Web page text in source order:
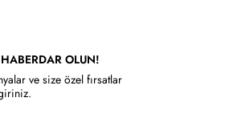
OLUN!
ve size özel fırsatlar